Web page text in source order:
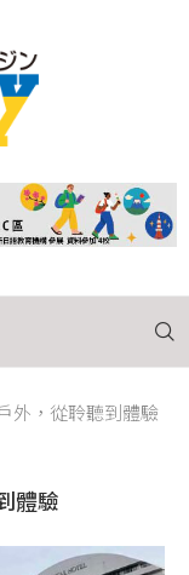
外，從聆聽到體驗
體驗